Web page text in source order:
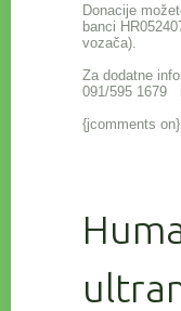
Donacije
banci
vozača).
Za dodatne
091/595 1679
{jcomments on}